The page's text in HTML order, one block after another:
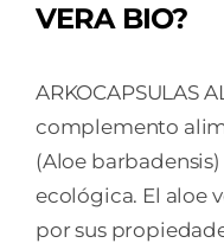
VERA BIO?
ARKOCAPSULAS
complemento
(Aloe
ecológica. El aloe
por sus